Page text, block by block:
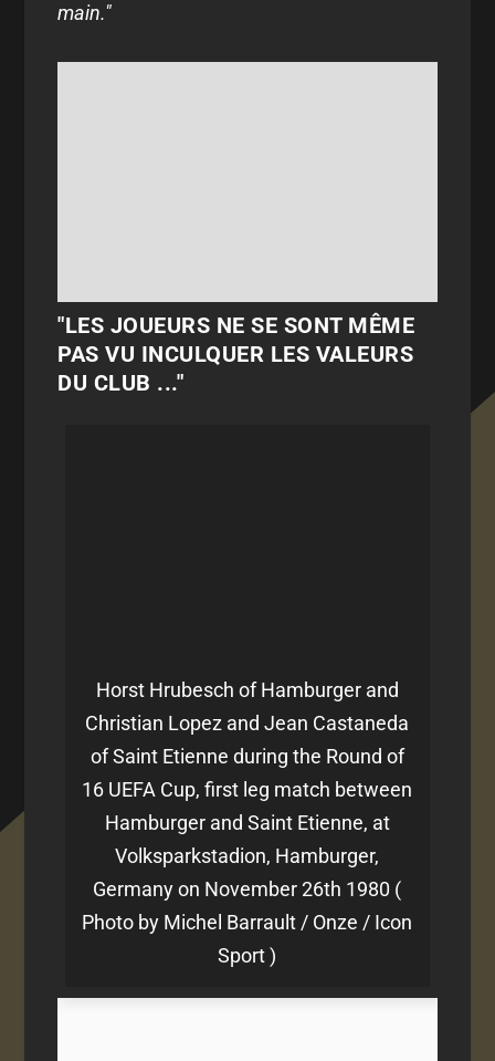
main."
"LES JOUEURS NE SE SONT MÊME
PAS VU INCULQUER LES VALEURS
DU CLUB ..."
Horst Hrubesch of Hamburger and
Christian Lopez and Jean Castaneda
of Saint Etienne during the Round of
16 UEFA Cup, first leg match between
Hamburger and Saint Etienne, at
Volksparkstadion, Hamburger,
Germany on November 26th 1980 (
Photo by Michel Barrault / Onze / Icon
Sport )